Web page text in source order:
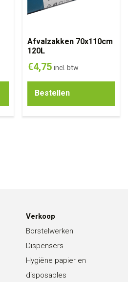
Afvalzakken 70x110cm
120L
€4,75 incl. btw
Bestellen
Verkoop
Borstelwerken
Dispensers
Hygiëne papier en
disposables